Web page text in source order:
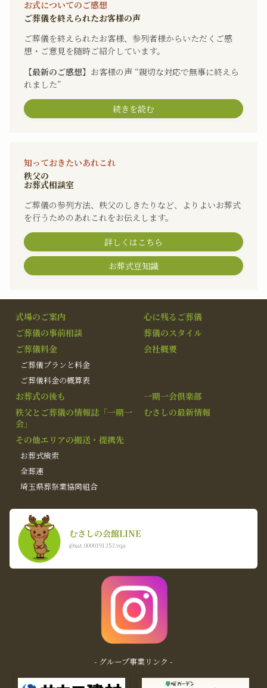
お式についてのご感想
ご葬儀を終えられたお客様の声
ご葬儀を終えられたお客様、参列者様からいただくご感
想・ご意見を随時ご紹介しています。
【最新のご感想】 お客様の声 “親切な対応で無事に終えら
れました”
続きを読む
知っておきたいあれこれ
秩父の
お葬式相談室
ご葬儀の参列方法、秩父のしきたりなど、よりよいお葬式
を行うためのあれこれをお伝えします。
詳しくはこちら
お葬式豆知識
式場のご案内
心に残るご葬儀
ご葬儀の事前相談
葬儀のスタイル
ご葬儀料金
ご葬儀プランと料金
ご葬儀料金の概算表
会社概要
お葬式の後も
一期一会倶楽部
秩父とご葬儀の情報誌「一期一
会」
むさしの最新情報
その他エリアの搬送・提携先
お葬式検索
全葬連
埼玉県葬祭業協同組合
むさしの会館LINE
@xat.0000191353.vqa
- グループ事業リンク -